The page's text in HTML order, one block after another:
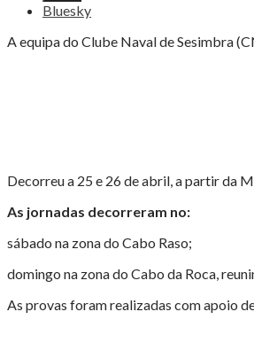
SESIMBRA
EM
Bluesky
A equipa do Clube Naval de Sesimbra
Decorreu a 25 e 26 de abril, a partir da
As jornadas decorreram no:
sábado na zona do Cabo Raso;
domingo na zona do Cabo da Roca,
As provas foram realizadas com apoio